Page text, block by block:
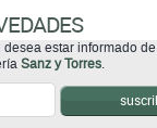
desea estar informado
Sanz y Torres.